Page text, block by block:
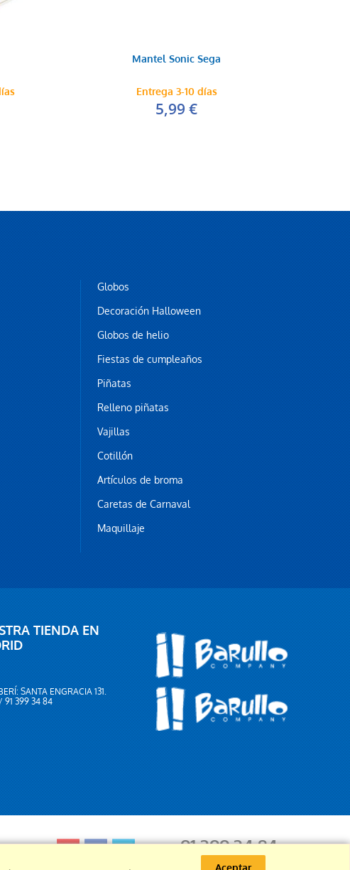
Mantel Sonic Sega
Entrega 3-10 días
5,99 €
Globos
Decoración Halloween
Globos de helio
Fiestas de cumpleaños
Piñatas
Relleno piñatas
Vajillas
Cotillón
Artículos de broma
Caretas de Carnaval
Maquillaje
TIENDA EN
SANTA ENGRACIA 131.
91 399 34 84
91 399 34 84